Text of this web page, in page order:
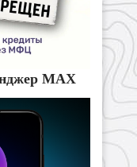
MAX